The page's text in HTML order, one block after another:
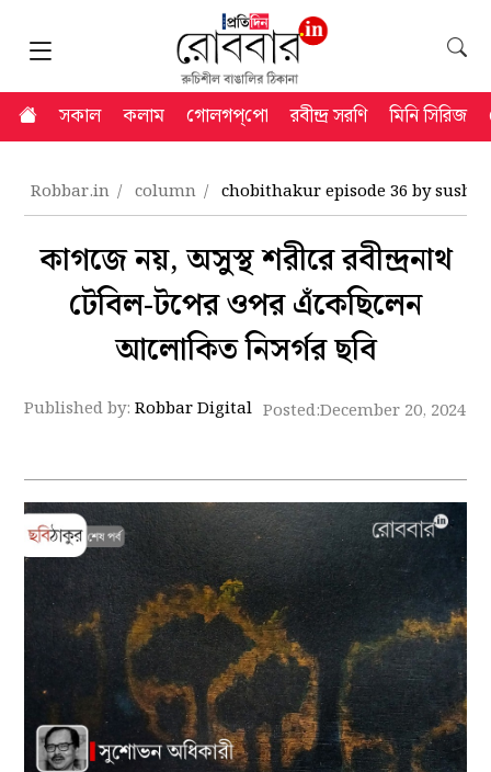
সকাল কলাম গোলগপ্‌পো রবীন্দ্র সরণি মিনি সিরিজ
Robbar.in column chobithakur episode 36 by
কাগজে নয়, অসুস্থ শরীরে রবীন্দ্রনাথ
টেবিল-টপের ওপর এঁকেছিলেন
আলোকিত নিসর্গর ছবি
Published by:Robbar Digital Posted:December 20, 2024